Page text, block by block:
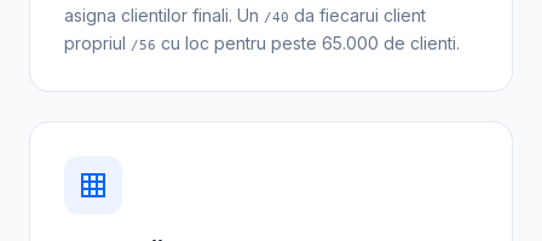
asigna clientilor finali. Un /40 da fiecarui client
propriul /56 cu loc pentru peste 65.000 de clienti.